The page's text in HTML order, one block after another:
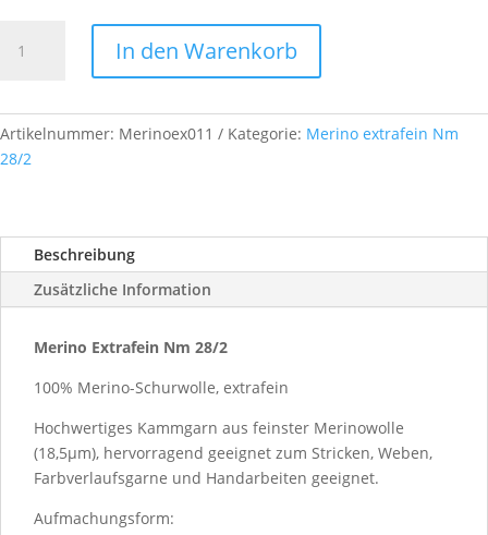
Extrafein,
Farb-
Nr.
In den Warenkorb
Artikelnummer: Merinoex011 Kategorie: Merino extrafein Nm
28/2
Beschreibung
Zusätzliche Information
Merino Extrafein Nm 28/2
100% Merino-Schurwolle, extrafein
Hochwertiges Kammgarn aus feinster Merinowolle
(18,5µm), hervorragend geeignet zum Stricken, Weben,
Farbverlaufsgarne und Handarbeiten geeignet.
Aufmachungsform: